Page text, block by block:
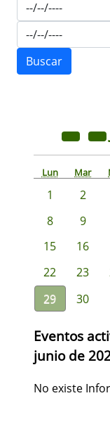
Lun Mar
1 2
8
9
15
16
22
23
29
30
Eventos
junio de
No existe